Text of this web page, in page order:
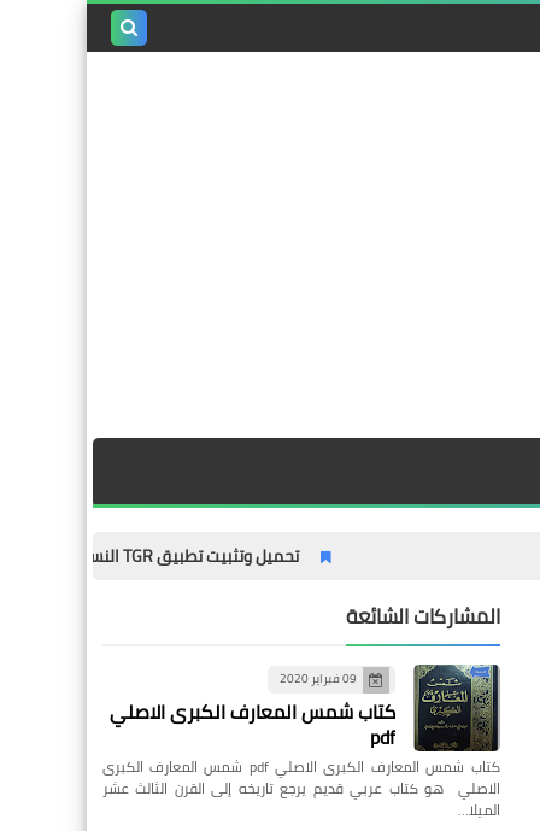
تحميل وتثبيت تطبيق TGR النسخة القديمة – الدليل الشامل مع المميزات وطريقة التثبيت خطوة بخطوة
المشاركات الشائعة
09 فبراير 2020
كتاب شمس المعارف الكبرى الاصلي
pdf
كتاب شمس المعارف الكبرى الاصلي pdf شمس المعارف الكبرى
الاصلي هو كتاب عربي قديم يرجع تاريخه إلى القرن الثالث عشر
الميلا…